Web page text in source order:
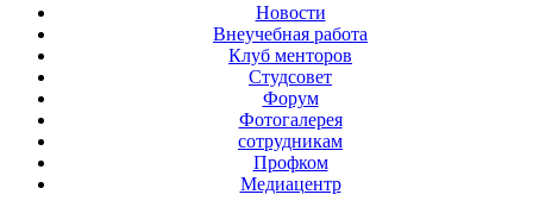
Новости
Внеучебная работа
Клуб менторов
Студсовет
Форум
Фотогалерея
сотрудникам
Профком
Медиацентр